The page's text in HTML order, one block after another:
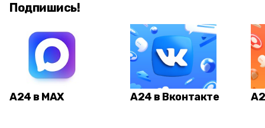
Подпишись!
А24 в MAX А24 в Вконтакте